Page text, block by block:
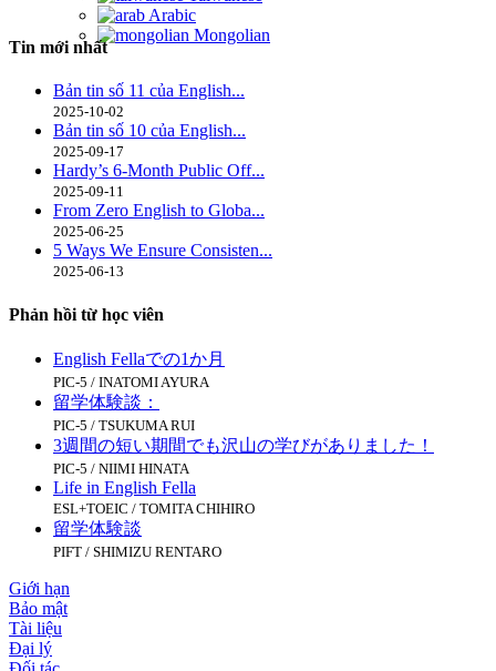
Arabic
Mongolian
Tin mới nhất
Bản tin số 11 của English...
2025-10-02
Bản tin số 10 của English...
2025-09-17
Hardy’s 6-Month Public Off...
2025-09-11
From Zero English to Globa...
2025-06-25
5 Ways We Ensure Consisten...
2025-06-13
Phản hồi từ học viên
English Fellaでの1か月
PIC-5 / INATOMI AYURA
留学体験談：
PIC-5 / TSUKUMA RUI
3週間の短い期間でも沢山の学びがありました！
PIC-5 / NIIMI HINATA
Life in English Fella
ESL+TOEIC / TOMITA CHIHIRO
留学体験談
PIFT / SHIMIZU RENTARO
Giới hạn
Bảo mật
Tài liệu
Đại lý